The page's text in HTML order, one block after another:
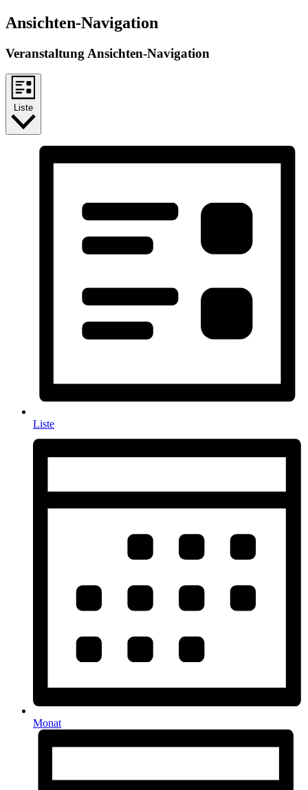
Ansichten-Navigation
Veranstaltung Ansichten-Navigation
Liste
Liste
Monat